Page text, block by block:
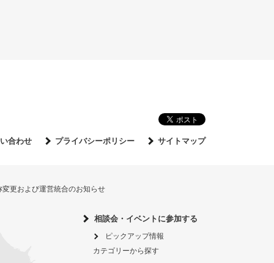
合わせ プライバシーポリシー サイトマップ
更および運営統合のお知らせ
相談会・イベントに参加する
ピックアップ情報
カテゴリーから探す